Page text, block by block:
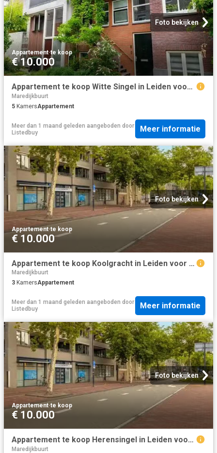
Foto bekijken
Appartement·te koop
€ 10.000
Appartement te koop Witte Singel in Leiden voor € 998.000
Maredijkbuurt
5 KamersAppartement
Meer dan 1 maand geleden aangeboden door
Listedbuy
Meer informatie
Foto bekijken
Appartement·te koop
€ 10.000
Appartement te koop Koolgracht in Leiden voor € 425.000
Maredijkbuurt
3 KamersAppartement
Meer dan 1 maand geleden aangeboden door
Listedbuy
Meer informatie
Foto bekijken
Appartement·te koop
€ 10.000
Appartement te koop Herensingel in Leiden voor € 475.000
Maredijkbuurt